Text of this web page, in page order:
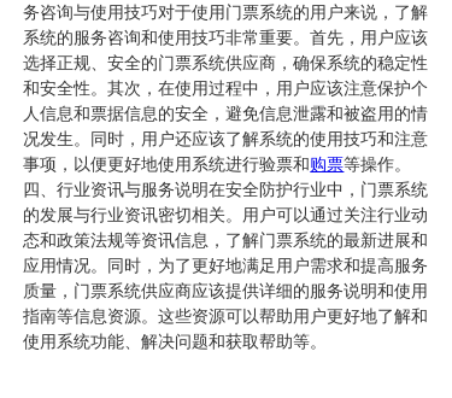
务咨询与使用技巧对于使用门票系统的用户来说，了解
系统的服务咨询和使用技巧非常重要。首先，用户应该
选择正规、安全的门票系统供应商，确保系统的稳定性
和安全性。其次，在使用过程中，用户应该注意保护个
人信息和票据信息的安全，避免信息泄露和被盗用的情
况发生。同时，用户还应该了解系统的使用技巧和注意
事项，以便更好地使用系统进行验票和 购票等操作。
四、行业资讯与服务说明在安全防护行业中，门票系统
的发展与行业资讯密切相关。用户可以通过关注行业动
态和政策法规等资讯信息，了解门票系统的最新进展和
应用情况。同时，为了更好地满足用户需求和提高服务
质量，门票系统供应商应该提供详细的服务说明和使用
指南等信息资源。这些资源可以帮助用户更好地了解和
使用系统功能、解决问题和获取帮助等。